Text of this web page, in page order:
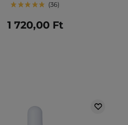
36
1 720,00 Ft